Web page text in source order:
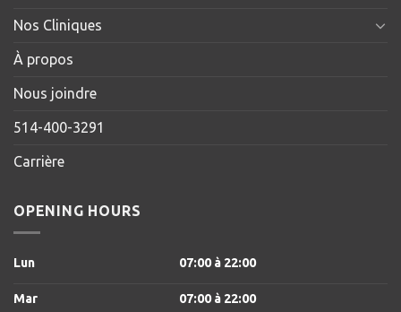
Nos Cliniques
À propos
Nous joindre
514-400-3291
Carrière
OPENING HOURS
Lun 07:00à 22:00
Mar 07:00à 22:00